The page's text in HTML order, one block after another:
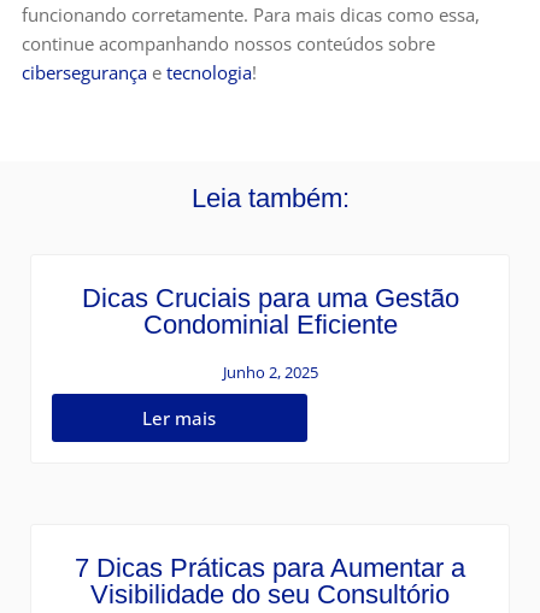
funcionando corretamente. Para mais dicas como essa,
continue acompanhando nossos conteúdos sobre
cibersegurançae tecnologia!
Leia também:
Dicas Cruciais para uma Gestão
Condominial Eficiente
Junho 2, 2025
Ler mais
7 Dicas Práticas para Aumentar a
Visibilidade do seu Consultório